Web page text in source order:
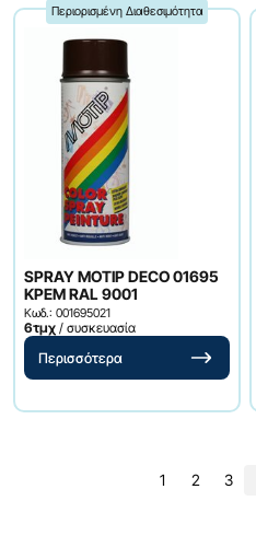
Περιορισμένη Διαθεσιμότητα
SPRAY ΜΟΤΙΡ DECO 01695
ΚΡΕΜ RAL 9001
Κωδ.: 001695021
6τμχ / συσκευασία
Περισσότερα
1 2 3